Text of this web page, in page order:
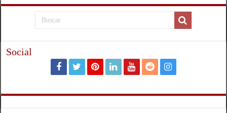
Social